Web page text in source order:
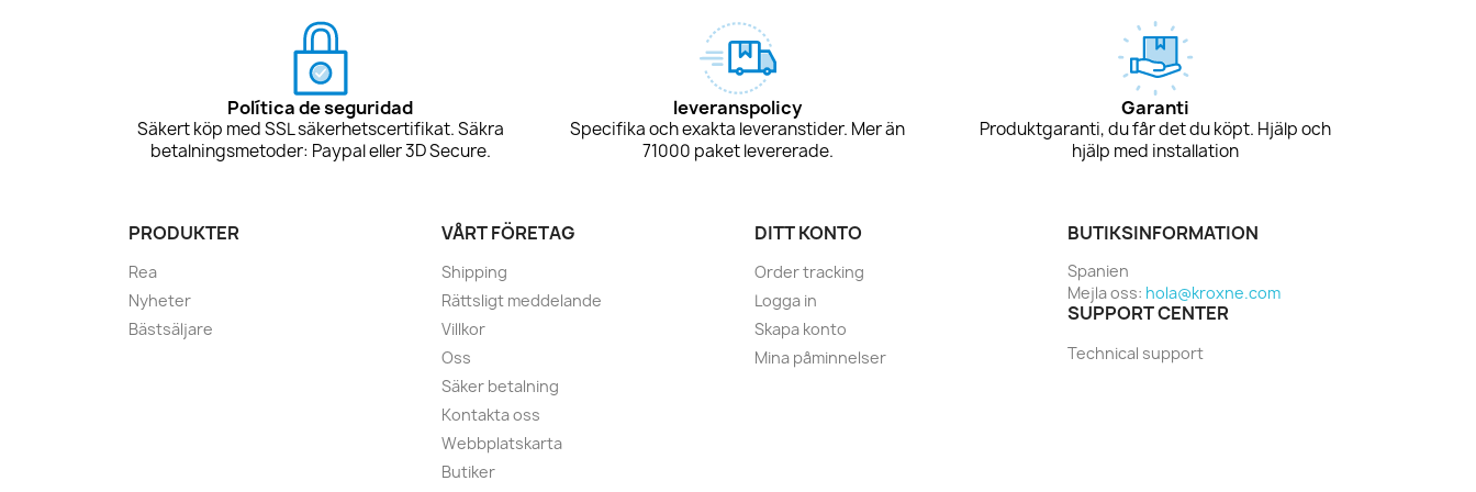
Política de seguridad
Säkert köp med SSL säkerhetscertifikat. Säkra
betalningsmetoder: Paypal eller 3D Secure.
leveranspolicy
Specifika och exakta leveranstider. Mer än
71000 paket levererade.
Garanti
Produktgaranti, du får det du köpt. Hjälp och
hjälp med installation
PRODUKTER
Rea
Nyheter
Bästsäljare
VÅRT FÖRETAG
Shipping
Rättsligt meddelande
Villkor
Oss
Säker betalning
Kontakta oss
Webbplatskarta
Butiker
DITT KONTO
Order tracking
Logga in
Skapa konto
Mina påminnelser
BUTIKSINFORMATION
Spanien
Mejla oss: hola@kroxne.com
SUPPORT CENTER
Technical support